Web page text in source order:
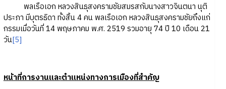
พลเรือเอก หลวงสินธุสงครามชัยสมรสกับนางสาวจินตนา นุติ
ประภา มีบุตรธิดา ทั้งสิ้น 4 คน พลเรือเอก หลวงสินธุสงครามชัยถึงแก่
กรรมเมื่อวันที่ 14 พฤษภาคม พ.ศ. 2519 รวมอายุ 74 ปี 10 เดือน 21
วัน[5]
หน้าที่การงานและตำแหน่งทางการเมืองที่สำคัญ